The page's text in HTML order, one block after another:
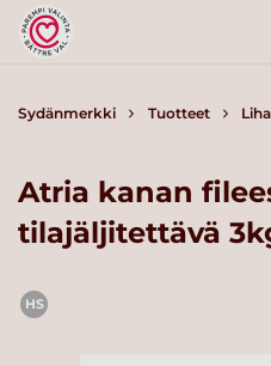
Sydänmerkki Tuotteet Liha
Atria kanan
tilajäljitettävä
HS